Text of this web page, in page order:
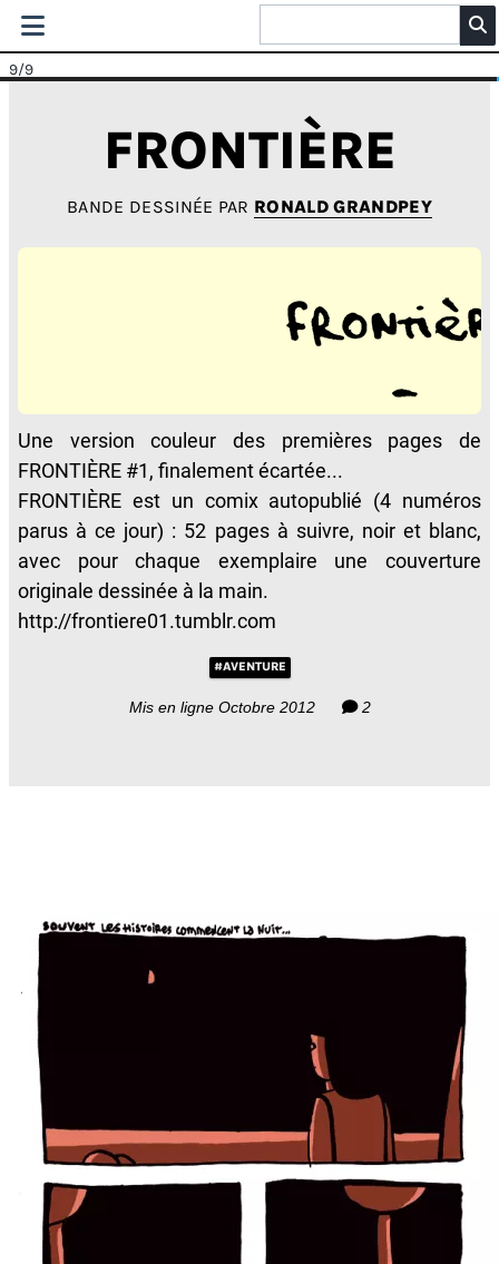
9/9
FRONTIÈRE
BANDE DESSINÉE PAR RONALD GRANDPEY
Une version couleur des premières pages de
FRONTIÈRE #1, finalement écartée...
FRONTIÈRE est un comix autopublié (4 numéros
parus à ce jour) : 52 pages à suivre, noir et blanc,
avec pour chaque exemplaire une couverture
originale dessinée à la main.
http://frontiere01.tumblr.com
#AVENTURE
Mis en ligne Octobre 2012 2